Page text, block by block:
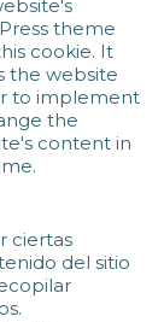
theme
cookie. It
the website
to implement
the
content in
ciertas
del sitio